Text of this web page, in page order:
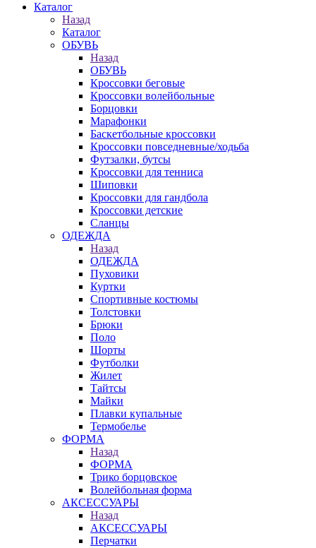
Каталог
Назад
Каталог
ОБУВЬ
Назад
ОБУВЬ
Кроссовки беговые
Кроссовки волейбольные
Борцовки
Марафонки
Баскетбольные кроссовки
Кроссовки повседневные/ходьба
Футзалки, бутсы
Кроссовки для тенниса
Шиповки
Кроссовки для гандбола
Кроссовки детские
Сланцы
ОДЕЖДА
Назад
ОДЕЖДА
Пуховики
Куртки
Спортивные костюмы
Толстовки
Брюки
Поло
Шорты
Футболки
Жилет
Тайтсы
Майки
Плавки купальные
Термобелье
ФОРМА
Назад
ФОРМА
Трико борцовское
Волейбольная форма
АКСЕССУАРЫ
Назад
АКСЕССУАРЫ
Перчатки